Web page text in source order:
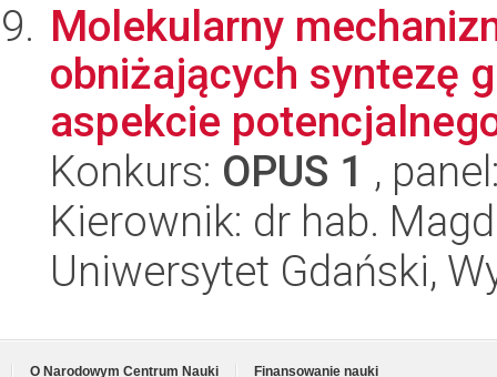
Molekularny
obniżających syntezę
aspekcie
Konkurs: OPUS 1 ,
Kierownik: dr hab.
Uniwersytet Gdański,
O Narodowym Centrum Nauki
Finansowanie nauki